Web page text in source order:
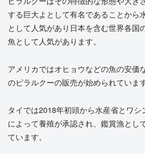
する巨大よとして有名であることから
として人気があり日本を含む世界各国
魚として人気があります。
アメリカではオヒョウなどの魚の安価
のピラルクーの販売が始められています
タイでは2018年初頭から水産省とワ
によって養殖が承認され、鑑賞漁とし
ています。